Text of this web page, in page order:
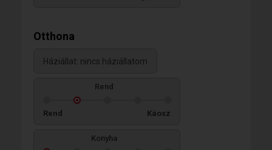
Otthona
Háziállat: nincs háziállatom
Rend
Rend Káosz
Konyha